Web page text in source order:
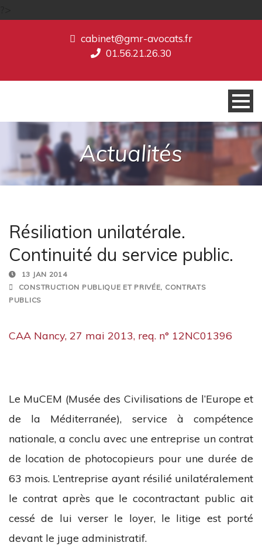
cabinet@gmr-avocats.fr
01.56.21.26.30
Actualités
Résiliation unilatérale.
Continuité du service public.
13 JAN 2014
CONSTRUCTION PUBLIQUE ET PRIVÉE, CONTRATS
PUBLICS
CAA Nancy, 27 mai 2013, req. n° 12NC01396
Le MuCEM (Musée des Civilisations de l’Europe et
de la Méditerranée), service à compétence
nationale, a conclu avec une entreprise un contrat
de location de photocopieurs pour une durée de
63 mois. L’entreprise ayant résilié unilatéralement
le contrat après que le cocontractant public ait
cessé de lui verser le loyer, le litige est porté
devant le juge administratif.